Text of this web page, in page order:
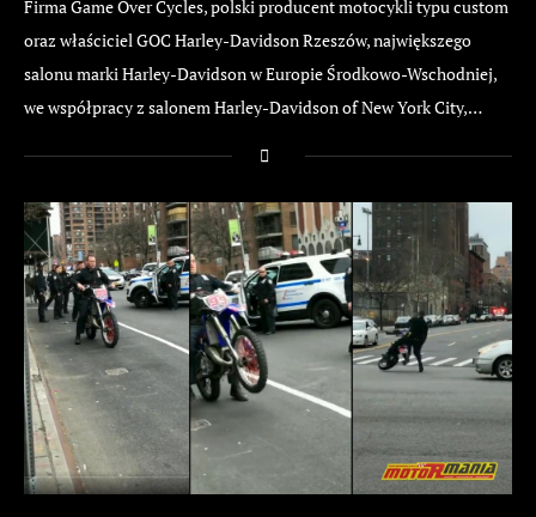
Firma Game Over Cycles, polski producent motocykli typu custom
oraz właściciel GOC Harley-Davidson Rzeszów, największego
salonu marki Harley-Davidson w Europie Środkowo-Wschodniej,
we współpracy z salonem Harley-Davidson of New York City,…